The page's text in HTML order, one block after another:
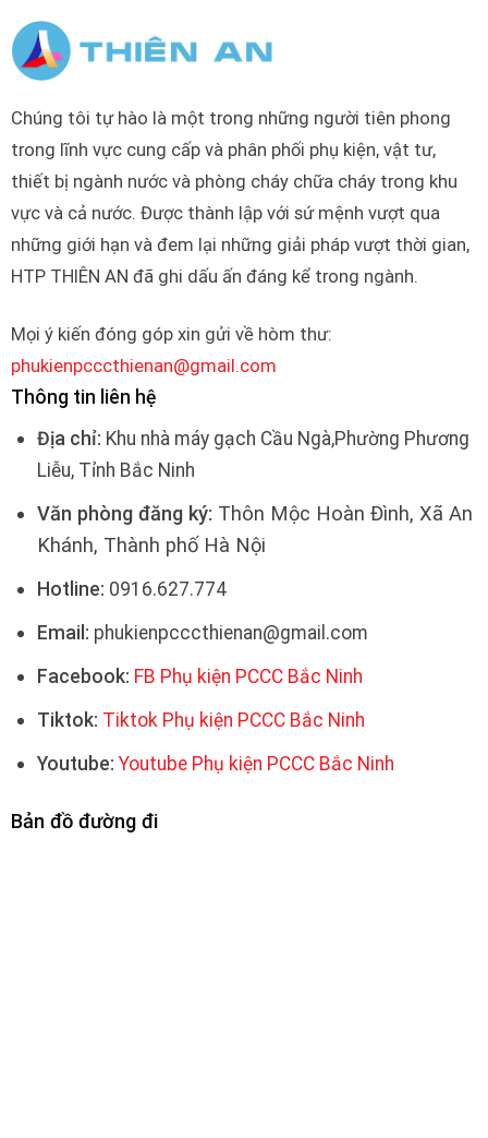
Chúng tôi tự hào là một trong những người tiên phong
trong lĩnh vực cung cấp và phân phối phụ kiện, vật tư,
thiết bị ngành nước và phòng cháy chữa cháy trong khu
vực và cả nước. Được thành lập với sứ mệnh vượt qua
những giới hạn và đem lại những giải pháp vượt thời gian,
HTP THIÊN AN đã ghi dấu ấn đáng kể trong ngành.
Mọi ý kiến đóng góp xin gửi về hòm thư:
phukienpcccthienan@gmail.com
Thông tin liên hệ
Địa chỉ: Khu nhà máy gạch Cầu Ngà,Phường Phương
Liễu, Tỉnh Bắc Ninh
Văn phòng đăng ký: Thôn Mộc Hoàn Đình, Xã An
Khánh, Thành phố Hà Nội
Hotline: 0916.627.774
Email: phukienpcccthienan@gmail.com
Facebook: FB Phụ kiện PCCC Bắc Ninh
Tiktok: Tiktok Phụ kiện PCCC Bắc Ninh
Youtube: Youtube Phụ kiện PCCC Bắc Ninh
Bản đồ đường đi